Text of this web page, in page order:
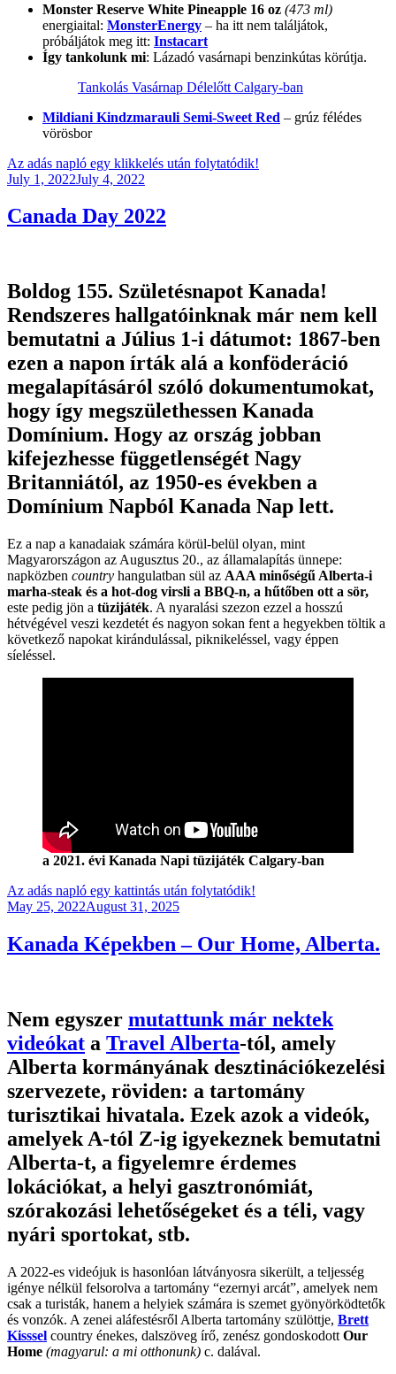
Monster Reserve White Pineapple 16 oz (473 ml)
energiaital: MonsterEnergy – ha itt nem találjátok,
próbáljátok meg itt: Instacart
Így tankolunk mi: Lázadó vasárnapi benzinkútas körútja.
Tankolás Vasárnap Délelőtt Calgary-ban
Mildiani Kindzmarauli Semi-Sweet Red – grúz félédes
vörösbor
Az adás napló egy klikkelés után folytatódik!
Posted
July 1, 2022July 4, 2022
Canada Day 2022
Boldog 155. Születésnapot Kanada!
Rendszeres hallgatóinknak már nem kell
bemutatni a Július 1-i dátumot: 1867-ben
ezen a napon írták alá a konföderáció
megalapításáról szóló dokumentumokat,
hogy így megszülethessen Kanada
Domínium. Hogy az ország jobban
kifejezhesse függetlenségét Nagy
Britanniától, az 1950-es években a
Domínium Napból Kanada Nap lett.
Ez a nap a kanadaiak számára körül-belül olyan, mint
Magyarországon az Augusztus 20., az államalapítás ünnepe:
napközben country hangulatban sül az AAA minőségű Alberta-i
marha-steak és a hot-dog virsli a BBQ-n, a hűtőben ott a sör,
este pedig jön a tüzijáték. A nyaralási szezon ezzel a hosszú
hétvégével veszi kezdetét és nagyon sokan fent a hegyekben töltik a
következő napokat kirándulással, piknikeléssel, vagy éppen
síeléssel.
a 2021. évi Kanada Napi tüzijáték Calgary-ban
Az adás napló egy kattintás után folytatódik!
Posted
May 25, 2022August 31, 2025
Kanada Képekben – Our Home, Alberta.
Nem egyszer mutattunk már nektek
videókat a Travel Alberta-tól, amely
Alberta kormányának desztinációkezelési
szervezete, röviden: a tartomány
turisztikai hivatala. Ezek azok a videók,
amelyek A-tól Z-ig igyekeznek bemutatni
Alberta-t, a figyelemre érdemes
lokációkat, a helyi gasztronómiát,
szórakozási lehetőségeket és a téli, vagy
nyári sportokat, stb.
A 2022-es videójuk is hasonlóan látványosra sikerült, a teljesség
igénye nélkül felsorolva a tartomány “ezernyi arcát”, amelyek nem
csak a turisták, hanem a helyiek számára is szemet gyönyörködtetők
és vonzók. A zenei aláfestésről Alberta tartomány szülöttje, Brett
Kisssel country énekes, dalszöveg írő, zenész gondoskodott Our
Home (magyarul: a mi otthonunk) c. dalával.